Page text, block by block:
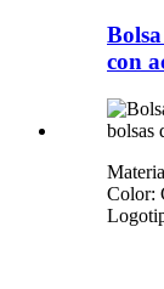
con
Color: